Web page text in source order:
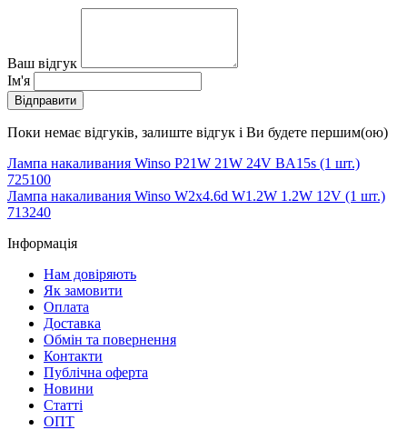
Ваш відгук
Ім'я
Відправити
Поки немає відгуків, залиште відгук і Ви будете першим(ою)
Лампа накаливания Winso P21W 21W 24V BA15s (1 шт.)
725100
Лампа накаливания Winso W2x4.6d W1.2W 1.2W 12V (1 шт.)
713240
Інформація
Нам довіряють
Як замовити
Оплата
Доставка
Обмін та повернення
Контакти
Публічна оферта
Новини
Статті
ОПТ